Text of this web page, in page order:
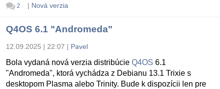
2 | Nová verzia
Q4OS 6.1 "Andromeda"
12.09.2025 | 22:07 | Pavel
Bola vydaná nová verzia distribúcie Q4OS 6.1
"Andromeda", ktorá vychádza z Debianu 13.1 Trixie s
desktopom Plasma alebo Trinity. Bude k dispozícii len pre